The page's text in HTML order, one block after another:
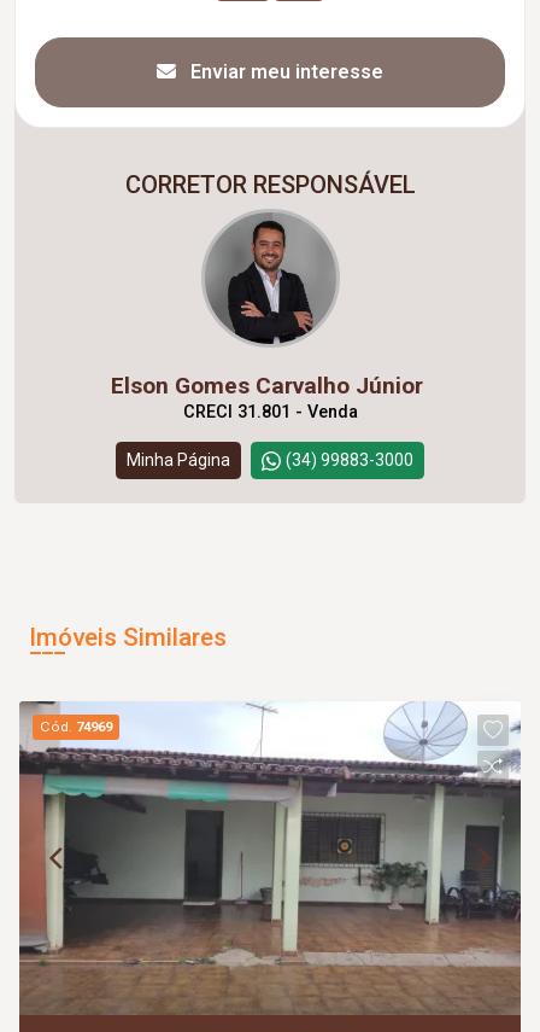
Enviar meu interesse
CORRETOR RESPONSÁVEL
Elson Gomes Carvalho Júnior
CRECI 31.801 - Venda
Minha Página (34) 99883-3000
Imóveis Similares
Cód. 74969